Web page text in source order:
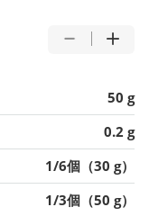
50 g
0.2 g
1/6個（30 g）
1/3個（50 g）